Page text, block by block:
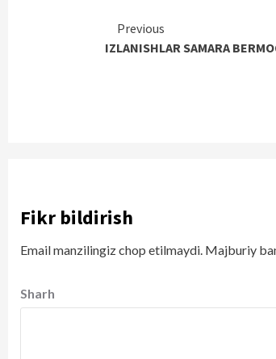
Continue
Reading
Previous
IZLANISHLAR SAMARA
Fikr bildirish
Email manzilingiz chop etilmaydi. Majburiy
Sharh